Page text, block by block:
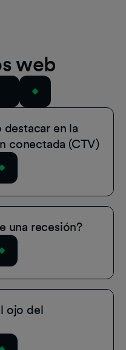
web
destacar en la
conectada (CTV)
una recesión?
ojo del